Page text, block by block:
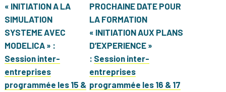
« INITIATION A LA
SIMULATION
SYSTEME AVEC
MODELICA » :
Session inter-
entreprises
programmée les 15 &
PROCHAINE DATE POUR
LA FORMATION
« INITIATION AUX PLANS
D’EXPERIENCE »
: Session inter-
entreprises
programmée les 16 & 17